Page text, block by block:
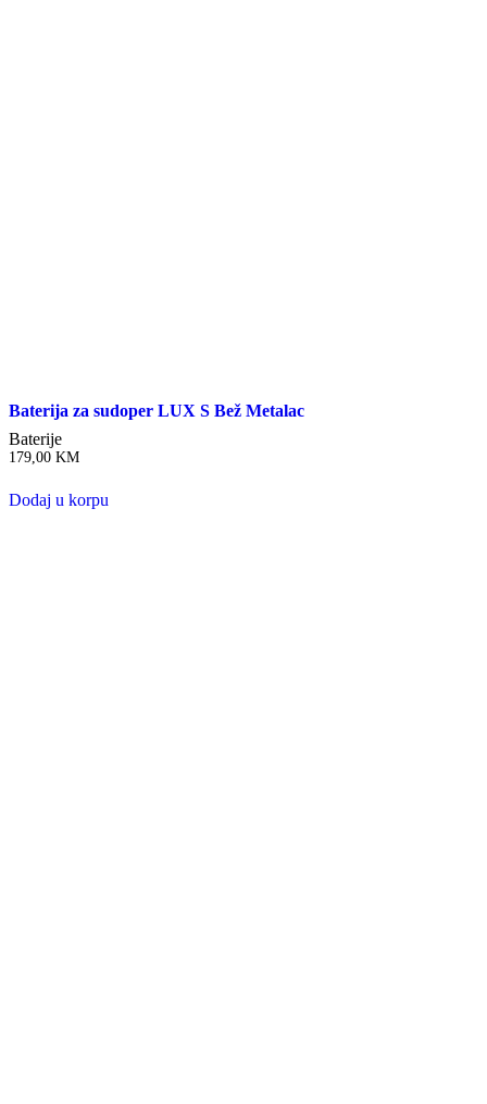
Baterija za sudoper LUX S Bež Metalac
Baterije
179,00 KM
Dodaj u korpu